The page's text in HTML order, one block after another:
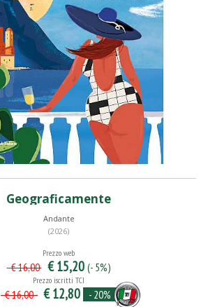
Geograficamente
Andante
(2026)
Prezzo web
€ 16,00 € 15,20 (- 5%)
Prezzo iscritti TCI
€ 16,00 € 12,80 - 20%